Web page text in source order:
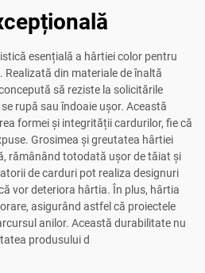
esențială a hârtiei color pentru
din materiale de înaltă
să reziste la solicitările
rupă sau îndoaie ușor. Această
formei și integrității cardurilor, fie că
Grosimea și greutatea hârtiei
rămânând totodată ușor de tăiat și
de carduri pot realiza designuri
vor deteriora hârtia. În plus, hârtia
asigurând astfel că proiectele
anilor. Această durabilitate nu
produsului d